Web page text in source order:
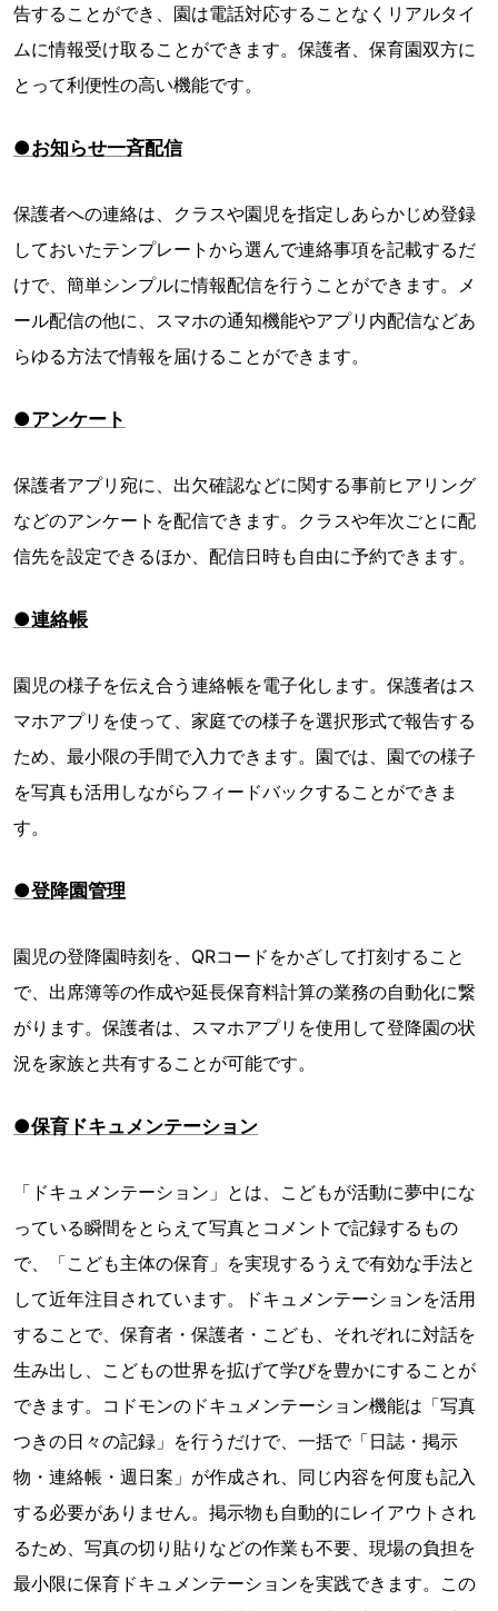
告することができ、園は電話対応することなくリアルタイ
ムに情報受け取ることができます。保護者、保育園双方に
とって利便性の高い機能です。
●お知らせ一斉配信
保護者への連絡は、クラスや園児を指定しあらかじめ登録
しておいたテンプレートから選んで連絡事項を記載するだ
けで、簡単シンプルに情報配信を行うことができます。メ
ール配信の他に、スマホの通知機能やアプリ内配信などあ
らゆる方法で情報を届けることができます。
●アンケート
保護者アプリ宛に、出欠確認などに関する事前ヒアリング
などのアンケートを配信できます。クラスや年次ごとに配
信先を設定できるほか、配信日時も自由に予約できます。
●連絡帳
園児の様子を伝え合う連絡帳を電子化します。保護者はス
マホアプリを使って、家庭での様子を選択形式で報告する
ため、最小限の手間で入力できます。園では、園での様子
を写真も活用しながらフィードバックすることができま
す。
●登降園管理
園児の登降園時刻を、QRコードをかざして打刻すること
で、出席簿等の作成や延長保育料計算の業務の自動化に繋
がります。保護者は、スマホアプリを使用して登降園の状
況を家族と共有することが可能です。
●保育ドキュメンテーション
「ドキュメンテーション」とは、こどもが活動に夢中にな
っている瞬間をとらえて写真とコメントで記録するもの
で、「こども主体の保育」を実現するうえで有効な手法と
して近年注目されています。ドキュメンテーションを活用
することで、保育者・保護者・こども、それぞれに対話を
生み出し、こどもの世界を拡げて学びを豊かにすることが
できます。コドモンのドキュメンテーション機能は「写真
つきの日々の記録」を行うだけで、一括で「日誌・掲示
物・連絡帳・週日案」が作成され、同じ内容を何度も記入
する必要がありません。掲示物も自動的にレイアウトされ
るため、写真の切り貼りなどの作業も不要、現場の負担を
最小限に保育ドキュメンテーションを実践できます。この